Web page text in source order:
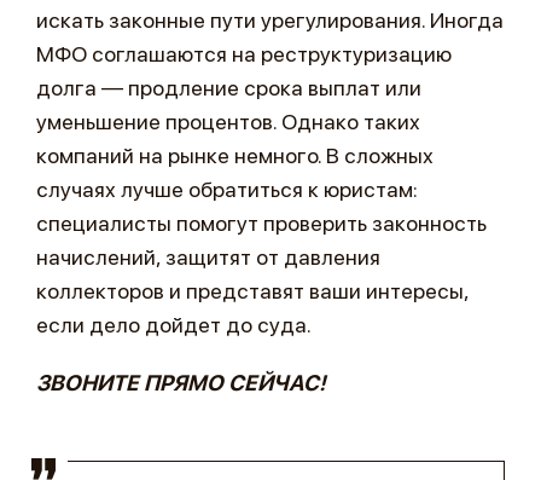
искать законные пути урегулирования. Иногда
МФО соглашаются на реструктуризацию
долга — продление срока выплат или
уменьшение процентов. Однако таких
компаний на рынке немного. В сложных
случаях лучше обратиться к юристам:
специалисты помогут проверить законность
начислений, защитят от давления
коллекторов и представят ваши интересы,
если дело дойдет до суда.
ЗВОНИТЕ ПРЯМО СЕЙЧАС!